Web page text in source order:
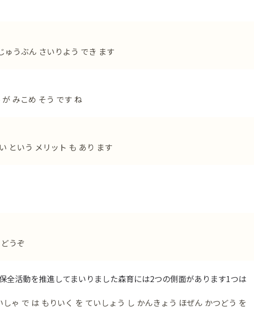
ゅうぶん さいりよう でき ます
みこめ そう です ね
という メリット も あり ます
うぞ
活動を推進してまいりました森育には2つの側面があります1つは
ゃ で は もりいく を ていしょう し かんきょう ほぜん かつどう を